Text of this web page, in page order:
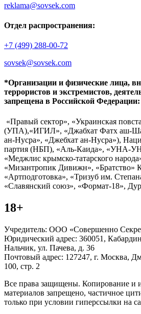
reklama@sovsek.com
Отдел распространения:
+7 (499) 288-00-72
sovsek@sovsek.com
*Организации и физические лица,
террористов и экстремистов,
запрещена в Российской Федерации:
«Правый сектор», «Украинская
(УПА),«ИГИЛ», «Джабхат Фатх аш-
ан-Нусра», «Джебхат ан-Нусра»),
партия (НБП), «Аль-Каида», «УНА-
«Меджлис крымско-татарского
«Мизантропик Дивижн», «Братство»
«Артподготовка», «Тризуб им.
«Славянский союз», «Формат-18»,
18+
Учредитель: ООО «Совершенно
Юридический адрес: 360051,
Нальчик, ул. Пачева, д. 36
Почтовый адрес: 127247, г. Москва,
100, стр. 2
Все права защищены. Копирование и
материалов запрещено, частичное
только при условии гиперссылки на